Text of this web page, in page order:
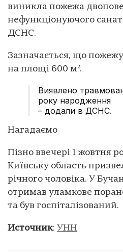
виникла пожежа
нефункціонуючого
ДСНС.
Зазначається, що пожежу
на площі 600 м².
Виявлено
року народження
– додали в ДСНС.
Нагадаємо
Пізно ввечері 1 жовтня
Київську область
річного чоловіка. У
отримав уламкове
та був госпіталізований.
Источник: УНН